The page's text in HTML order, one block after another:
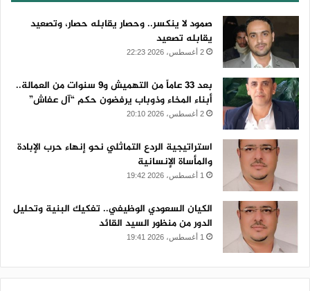
صمود لا ينكسر.. وحصار يقابله حصار، وتصعيد
يقابله تصعيد
2 أغسطس، 2026 22:23
بعد 33 عاماً من التهميش و9 سنوات من العمالة..
أبناء المخاء وذوباب يرفضون حكم “آل عفاش”
2 أغسطس، 2026 20:10
استراتيجية الردع التماثلي نحو إنهاء حرب الإبادة
والمأساة الإنسانية
1 أغسطس، 2026 19:42
الكيان السعودي الوظيفي.. تفكيك البنية وتحليل
الدور من منظور السيد القائد
1 أغسطس، 2026 19:41